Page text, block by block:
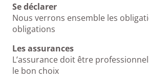
Se déclarer
Nous verrons ensemble les
obligations
Les assurances
L’assurance doit être
le bon choix